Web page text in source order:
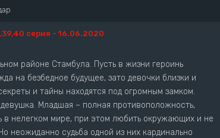
серия - 16.06.2020
районе Стамбула. Пусть в жизни героинь
на безбедное будущее, зато девочки близки и
и тайны находятся под огромным замком.
Младшая – полная противоположность,
в нелегком мире, при этом любить окружающих и не
неожиданно судьба одной из них кардинально